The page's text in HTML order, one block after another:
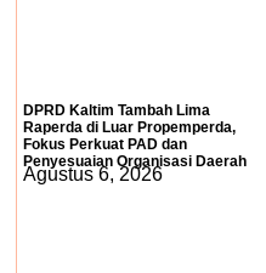
DPRD Kaltim Tambah Lima
Raperda di Luar Propemperda,
Fokus Perkuat PAD dan
Penyesuaian Organisasi Daerah
Agustus 6, 2026